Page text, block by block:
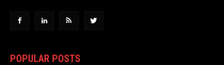
POPULAR POSTS